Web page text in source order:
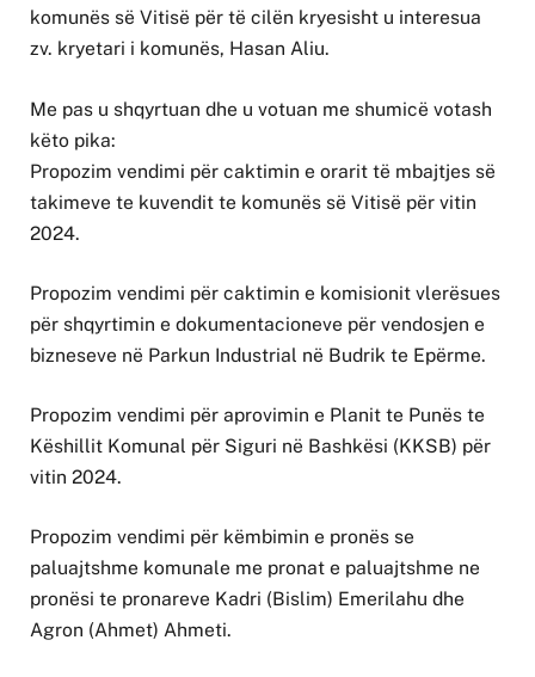
komunës së Vitisë për të cilën kryesisht u interesua
zv. kryetari i komunës, Hasan Aliu.
Me pas u shqyrtuan dhe u votuan me shumicë votash
këto pika:
Propozim vendimi për caktimin e orarit të mbajtjes së
takimeve te kuvendit te komunës së Vitisë për vitin
2024.
Propozim vendimi për caktimin e komisionit vlerësues
për shqyrtimin e dokumentacioneve për vendosjen e
bizneseve në Parkun Industrial në Budrik te Epërme.
Propozim vendimi për aprovimin e Planit te Punës te
Këshillit Komunal për Siguri në Bashkësi (KKSB) për
vitin 2024.
Propozim vendimi për këmbimin e pronës se
paluajtshme komunale me pronat e paluajtshme ne
pronësi te pronareve Kadri (Bislim) Emerilahu dhe
Agron (Ahmet) Ahmeti.